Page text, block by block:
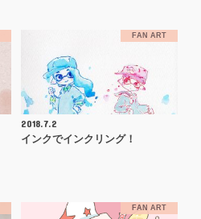
FAN ART
2018.7.2
インクでインクリング！
FAN ART